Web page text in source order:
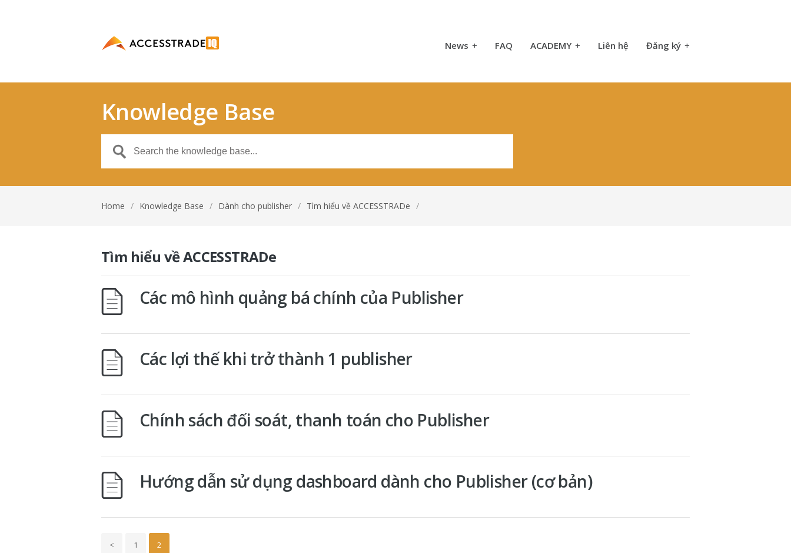
News + FAQ ACADEMY + Liên hệ Đăng ký +
Knowledge Base
Home / Knowledge Base / Dành cho publisher / Tìm hiểu về ACCESSTRADe /
Tìm hiểu về ACCESSTRADe
Các mô hình quảng bá chính của Publisher
Các lợi thế khi trở thành 1 publisher
Chính sách đối soát, thanh toán cho Publisher
Hướng dẫn sử dụng dashboard dành cho Publisher (cơ bản)
< 1 2